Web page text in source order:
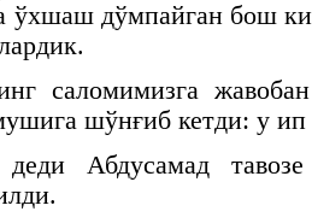
ўхшаш дўмпайган бош
саломимизга
шўнғиб кетди: у ип
Абдусамад